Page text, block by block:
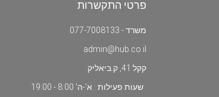
פרטי התקשרות
משרד - 077-7008133
admin@hub.co.il
קקל 41, ק.ביאליק
שעות פעילות : א'-ה' 8:00 - 19:00